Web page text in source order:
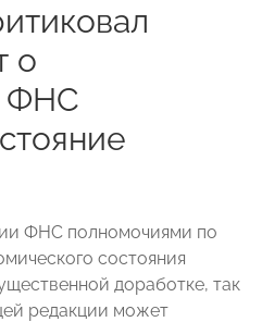
о
ФНС
ФНС полномочиями по
состояния
доработке, так
редакции может